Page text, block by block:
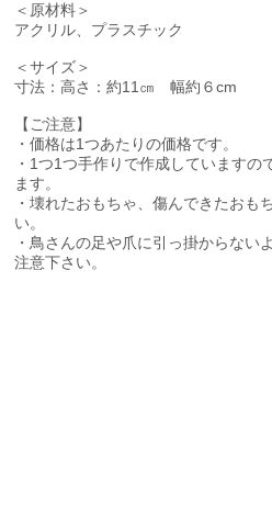
＜原材料＞
アクリル、プラスチック
＜サイズ＞
寸法：高さ：約11㎝ 幅約６cm
【ご注意】
・価格は1つあたりの価格です。
・1つ1つ手作りで作成していますの
ます。
・壊れたおもちゃ、傷んできたおも
い。
・鳥さんの足や爪に引っ掛からない
注意下さい。